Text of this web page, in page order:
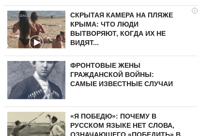
i
СКРЫТАЯ КАМЕРА НА ПЛЯЖЕ
КРЫМА: ЧТО ЛЮДИ
ВЫТВОРЯЮТ, КОГДА ИХ НЕ
ВИДЯТ...
ФРОНТОВЫЕ ЖЕНЫ
ГРАЖДАНСКОЙ ВОЙНЫ:
САМЫЕ ИЗВЕСТНЫЕ СЛУЧАИ
«Я ПОБЕДЮ»: ПОЧЕМУ В
РУССКОМ ЯЗЫКЕ НЕТ СЛОВА,
ОЗНАЧАЮЩЕГО «ПОБЕДИТЬ» В